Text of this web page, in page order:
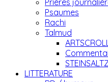
Psaumes
Rachi
Talmud
ARTSCROLL
LITTERATURE